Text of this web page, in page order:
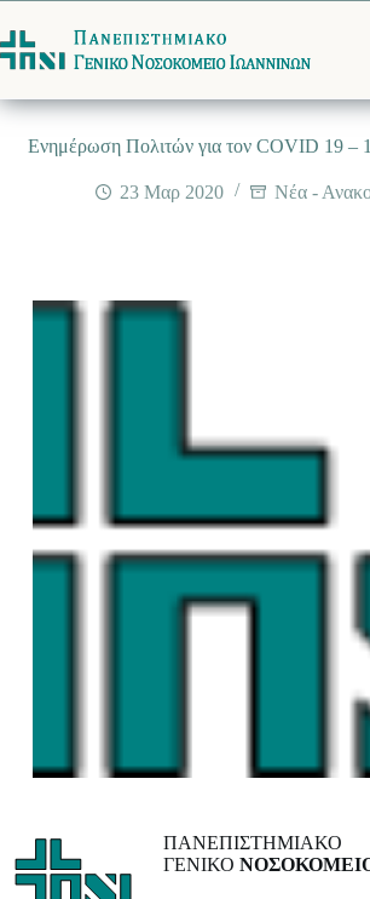
στο
περιεχόμενο
Ενημέρωση Πολιτών για τον COVID 19 –
23 Μαρ 2020 Νέα -
ΠΑΝΕΠΙΣΤΗΜΙΑΚΟ
ΓΕΝΙΚΟ